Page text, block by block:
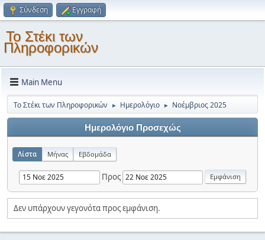
Σύνδεση Εγγραφή
Το Στέκι των
Πληροφορικών
Main Menu
Το Στέκι των Πληροφορικών ► Ημερολόγιο ► Νοέμβριος 2025
Ημερολόγιο Προσεχώς
Λίστα Μήνας Εβδομάδα
Προς
Δεν υπάρχουν γεγονότα προς εμφάνιση.